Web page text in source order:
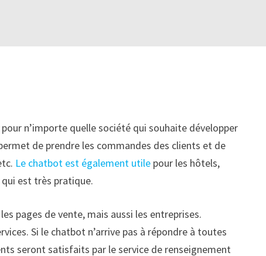
n’importe quelle société qui souhaite développer
de prendre les commandes des clients et de
Le chatbot est également utile pour les hôtels,
est très pratique.
pages de vente, mais aussi les entreprises.
Si le chatbot n’arrive pas à répondre à toutes
seront satisfaits par le service de renseignement